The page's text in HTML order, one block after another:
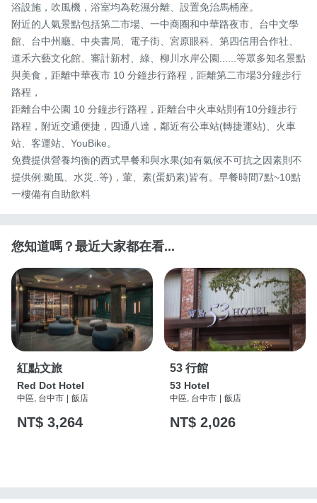
浴設施，吹風機，浴室均為乾濕分離、設置免治馬桶座。
附近的人氣景點包括第二市場、一中商圈和中華路夜市、台中文學
館、台中州廳、中央書局、電子街、宮原眼科、第四信用合作社、
道禾六藝文化館、審計新村、綠、柳川水岸公園......等眾多知名景點
與美食，距離中華夜市 10 分鐘步行路程，距離第二市場3分鐘步行
路程，
距離台中公園 10 分鐘步行路程，距離台中火車站則有10分鐘步行
路程，附近交通便捷，四通八達，鄰近有公車站(轉捷運站)、火車
站、客運站、YouBike。
免費提供營養均衡的西式早餐和與水果(如有氣候不可抗之因素則不
提供例:颱風、水災..等)，葷、素(蛋奶素)皆有。早餐時間7點~10點
一樓備有自助飲料
您知道嗎？最近大家都在看...
紅點文旅
Red Dot Hotel
中區, 台中市 飯店
NT$ 3,264
53 行館
53 Hotel
中區, 台中市 飯店
NT$ 2,026